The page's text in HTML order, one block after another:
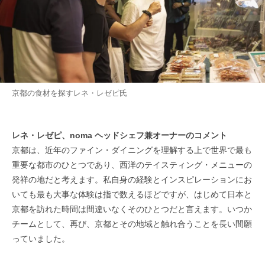
京都の食材を探すレネ・レゼピ氏
レネ・レゼピ、noma ヘッドシェフ兼オーナーのコメント
京都は、近年のファイン・ダイニングを理解する上で世界で最も
重要な都市のひとつであり、西洋のテイスティング・メニューの
発祥の地だと考えます。私自身の経験とインスピレーションにお
いても最も大事な体験は指で数えるほどですが、はじめて日本と
京都を訪れた時間は間違いなくそのひとつだと言えます。いつか
チームとして、再び、京都とその地域と触れ合うことを長い間願
っていました。